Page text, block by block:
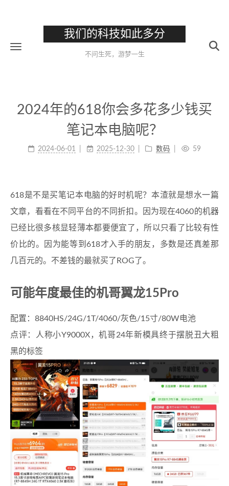
我们的科技如此多分
不问生死，游梦一生
2024年的618你会多花多少钱买
笔记本电脑呢？
2024-06-01 2025-12-30 数码 59
618是不是买笔记本电脑的好时机呢？本渣就是想水一篇
文章，看看在不同平台的不同折扣。因为现在4060的机器
已经比很多核显轻薄本都要便宜了，所以只看了比较有性
价比的。因为能等到618才入手的朋友，多数是还真差那
几百元的。不差钱的最就买了ROG了。
可能年度最佳的机哥翼龙15Pro
配置：8840HS/24G/1T/4060/灰色/15寸/80W电池
点评：人称小Y9000X，机哥24年新模具终于摆脱丑大粗
黑的标签